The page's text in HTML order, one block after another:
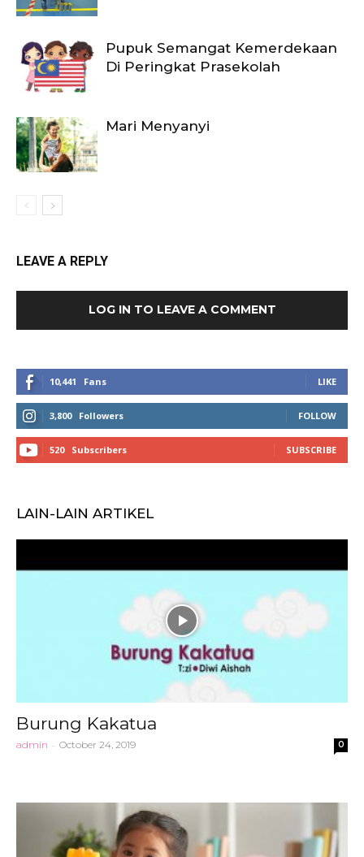
Pupuk Semangat Kemerdekaan
Di Peringkat Prasekolah
Mari Menyanyi
LEAVE A REPLY
LOG IN TO LEAVE A COMMENT
10,441 Fans LIKE
3,800 Followers FOLLOW
520 Subscribers SUBSCRIBE
LAIN-LAIN ARTIKEL
Burung Kakatua
admin - October 24, 2019 0